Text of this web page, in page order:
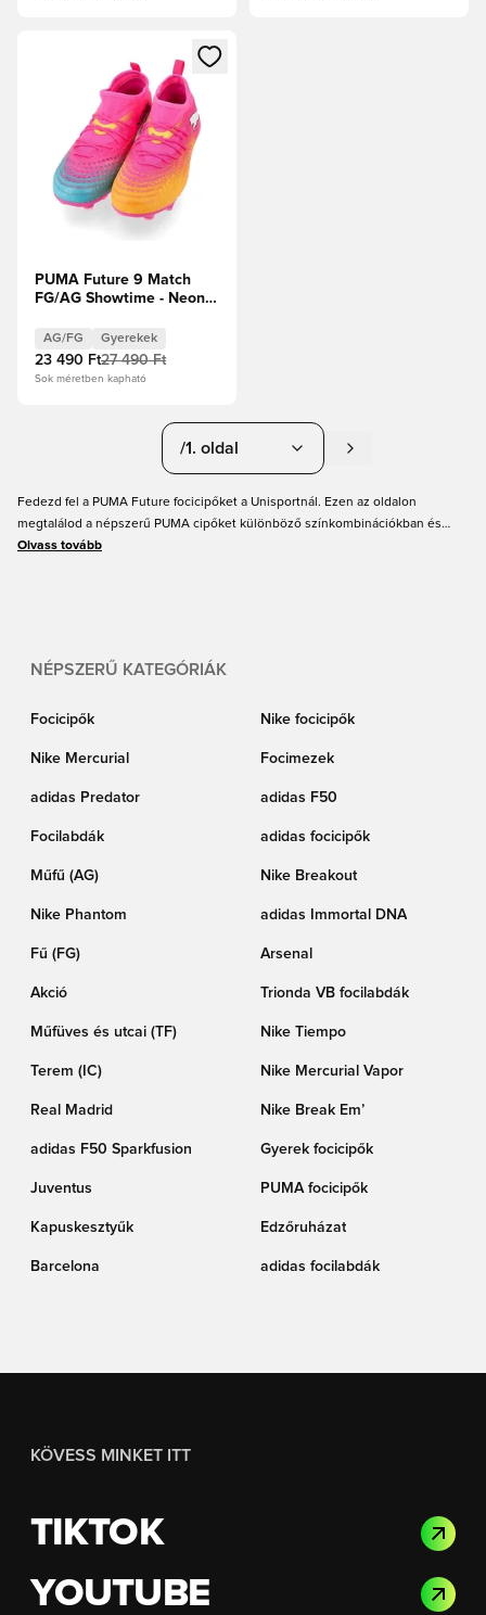
Megnyit egy modált a bejelentkezéshez vagy a tagként
PUMA Future 9 Match
FG/AG Showtime - Neon
Élénk türkiz/PUMA Fehér
Gyerek
AG/FG Gyerekek
23 490 Ft27 490 Ft
Sok méretben kapható
/1. oldal
Fedezd fel a PUMA Future focicipőket a Unisportnál. Ezen az oldalon
megtalálod a népszerű PUMA cipőket különböző színkombinációkban és
minden méretben felnőtteknek és gyerekeknek. A PUMA Future egy olyan
Olvass tovább
NÉPSZERŰ KATEGÓRIÁK
Focicipők Nike focicipők
Nike Mercurial Focimezek
adidas Predator adidas F50
Focilabdák adidas focicipők
Műfű (AG) Nike Breakout
Nike Phantom adidas Immortal DNA
Fű (FG) Arsenal
Akció Trionda VB focilabdák
Műfüves és utcai (TF) Nike Tiempo
Terem (IC) Nike Mercurial Vapor
Real Madrid Nike Break Em’
adidas F50 Sparkfusion Gyerek focicipők
Juventus PUMA focicipők
Kapuskesztyűk Edzőruházat
Barcelona adidas focilabdák
KÖVESS MINKET ITT
TIKTOK
YOUTUBE